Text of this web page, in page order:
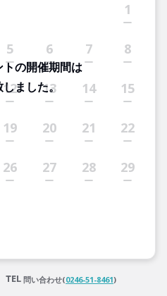
1
5 6 7 8
12 13 14 15
19 20 21 22
26 27 28 29
トの開催期間は
ました。
問い合わせ(0246-51-8461)